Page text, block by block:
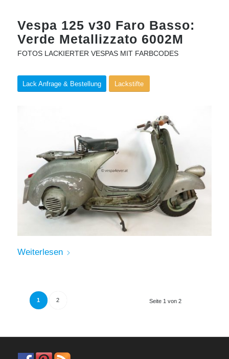
Vespa 125 v30 Faro Basso:
Verde Metallizzato 6002M
FOTOS LACKIERTER VESPAS MIT FARBCODES
Lack Anfrage & Bestellung Lackstifte
Weiterlesen
Seite 1 von 2
1 2